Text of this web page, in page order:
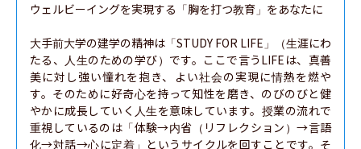
ウェルビーイングを実現する「胸を打つ教育」をあなたに
大手前大学の建学の精神は「STUDY FOR LIFE」（生涯にわ
たる、人生のための学び）です。ここで言うLIFEは、真善
美に対し強い憧れを抱き、よい社会の実現に情熱を燃や
す。そのために好奇心を持って知性を磨き、のびのびと健
やかに成長していく人生を意味しています。授業の流れで
重視しているのは「体験→内省（リフレクション）→言語
化→対話→心に定着」というサイクルを回すことです。そ